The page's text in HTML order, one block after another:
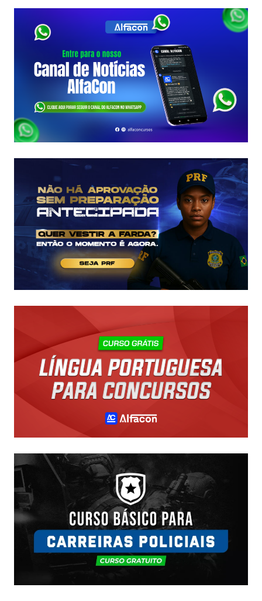
SC:
CONTRATO
A
FCC
É
ASSINADO
E
EDITAL
SALÁRIOS
A
R$
43
MIL!